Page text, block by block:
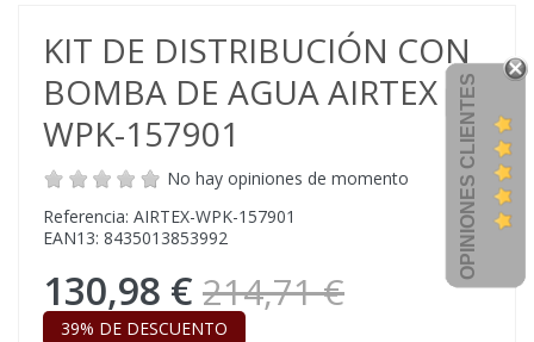
KIT DE DISTRIBUCIÓN CON
BOMBA DE AGUA AIRTEX
WPK-157901
No hay opiniones de momento
Referencia: AIRTEX-WPK-157901
EAN13: 8435013853992
130,98 € 214,71 €
39% DE DESCUENTO
OPINIONES CLIENTES